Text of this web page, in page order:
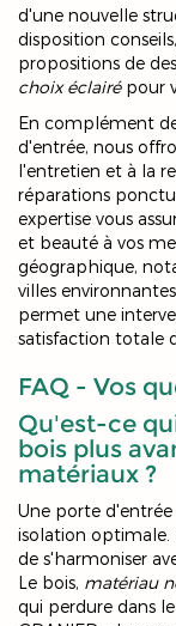
d'une nouvelle
disposition
propositions de
choix éclairépour
En complément
d'entrée, nous
l'entretien et à la
réparations
expertise vous
et beauté à vos
géographique,
villes
permet une
satisfaction totale
FAQ - Vos
Qu'est-ce
bois plus
matériaux ?
Une porte
isolation optimale.
de s'harmoniser
Le bois, matériau
qui perdure dans